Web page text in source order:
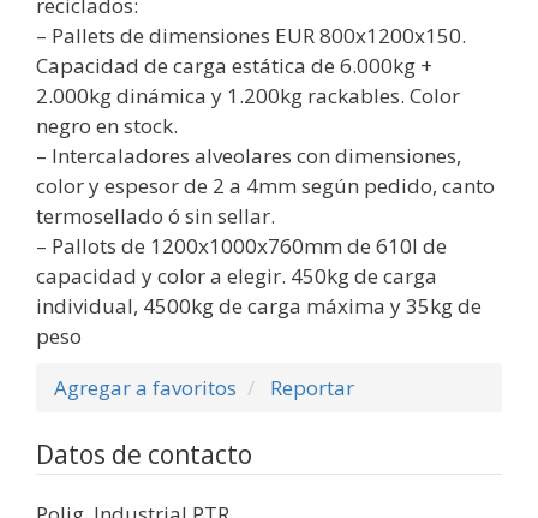
reciclados:
– Pallets de dimensiones EUR 800x1200x150.
Capacidad de carga estática de 6.000kg +
2.000kg dinámica y 1.200kg rackables. Color
negro en stock.
– Intercaladores alveolares con dimensiones,
color y espesor de 2 a 4mm según pedido, canto
termosellado ó sin sellar.
– Pallots de 1200x1000x760mm de 610l de
capacidad y color a elegir. 450kg de carga
individual, 4500kg de carga máxima y 35kg de
peso
Agregar a favoritos
Reportar
Datos de contacto